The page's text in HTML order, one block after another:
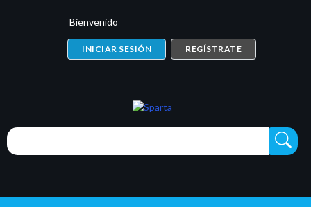
Bienvenido
INICIAR SESIÓN REGÍSTRATE